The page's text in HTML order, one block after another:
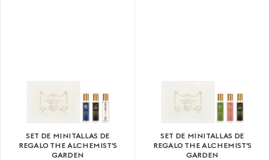
SET DE MINITALLAS DE
REGALO THE ALCHEMIST'S
GARDEN
SET DE MINITALLAS DE
REGALO THE ALCHEMIST'S
GARDEN